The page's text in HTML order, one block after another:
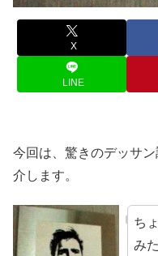
X
LINE
今回は、驚きのデッサ
介します。
ち
み